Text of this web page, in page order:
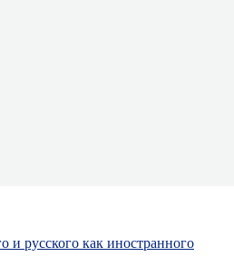
и русского как иностранного